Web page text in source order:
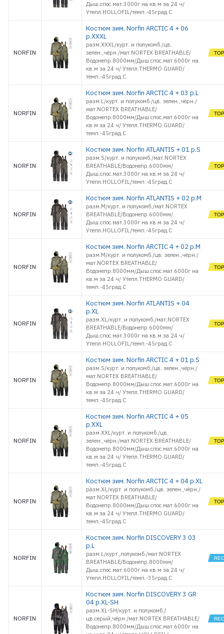
Дыш.спос.мат.3000г на кв.м за 24 ч/
Утепл.HOLLOFIL/темп.-45град.С
NORFIN
Костюм зим. Norfin ARCTIC 4 + 06
р.XXXL
разм.XXXL/курт. и полукомб./цв.
зелен.,чёрн./мат.NORTEX BREATHABLE/
Водонепр.8000мм/Дыш.спос.мат.6000г на
кв.м за 24 ч/ Утепл.THERMO GUARD/
темп.-45град.С
NORFIN
Костюм зим. Norfin ARCTIC 4 + 03 р.L
разм.L/курт. и полукомб./цв. зелен.,чёрн./
мат.NORTEX BREATHABLE/
Водонепр.8000мм/Дыш.спос.мат.6000г на
кв.м за 24 ч/ Утепл.THERMO GUARD/
темп.-45град.С
NORFIN
Костюм зим. Norfin ATLANTIS + 01 р.S
разм.S/курт. и полукомб./мат.NORTEX
BREATHABLE/Водонепр.6000мм/
Дыш.спос.мат.3000г на кв.м за 24 ч/
Утепл.HOLLOFIL/темп.-45град.С
NORFIN
Костюм зим. Norfin ATLANTIS + 02 р.M
разм.M/курт. и полукомб./мат.NORTEX
BREATHABLE/Водонепр.6000мм/
Дыш.спос.мат.3000г на кв.м за 24 ч/
Утепл.HOLLOFIL/темп.-45град.С
NORFIN
Костюм зим. Norfin ARCTIC 4 + 02 р.M
разм.M/курт. и полукомб./цв. зелен.,чёрн./
мат.NORTEX BREATHABLE/
Водонепр.8000мм/Дыш.спос.мат.6000г на
кв.м за 24 ч/ Утепл.THERMO GUARD/
темп.-45град.С
NORFIN
Костюм зим. Norfin ATLANTIS + 04
р.XL
разм.ХL/курт. и полукомб./мат.NORTEX
BREATHABLE/Водонепр.6000мм/
Дыш.спос.мат.3000г на кв.м за 24 ч/
Утепл.HOLLOFIL/темп.-45град.С
NORFIN
Костюм зим. Norfin ARCTIC 4 + 01 р.S
разм.S/курт. и полукомб./цв. зелен.,чёрн./
мат.NORTEX BREATHABLE/
Водонепр.8000мм/Дыш.спос.мат.6000г на
кв.м за 24 ч/ Утепл.THERMO GUARD/
темп.-45град.С
NORFIN
Костюм зим. Norfin ARCTIC 4 + 05
р.XXL
разм.XXL/курт. и полукомб./цв.
зелен.,чёрн./мат.NORTEX BREATHABLE/
Водонепр.8000мм/Дыш.спос.мат.6000г на
кв.м за 24 ч/ Утепл.THERMO GUARD/
темп.-45град.С
NORFIN
Костюм зим. Norfin ARCTIC 4 + 04 р.XL
разм.XL/курт. и полукомб./цв. зелен.,чёрн./
мат.NORTEX BREATHABLE/
Водонепр.8000мм/Дыш.спос.мат.6000г на
кв.м за 24 ч/ Утепл.THERMO GUARD/
темп.-45град.С
NORFIN
Костюм зим. Norfin DISCOVERY 3 03
р.L
разм.L/курт.,полукомб./мат.NORTEX
BREATHABLE/Водонепр.8000мм/
Дыш.спос.мат.6000г на кв.м за 24 ч/
Утепл.HOLLOFIL/темп.-35град.С
NORFIN
Костюм зим. Norfin DISCOVERY 3 GR
04 р.XL-SH
разм.XL-SH/курт. и полукомб./
цв.серый,чёрн./мат.NORTEX BREATHABLE/
Водонепр.8000мм/Дыш.спос.мат.6000г на